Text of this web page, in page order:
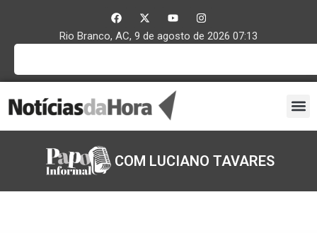
Rio Branco, AC, 9 de agosto de 2026 07:13
COM LUCIANO TAVARES